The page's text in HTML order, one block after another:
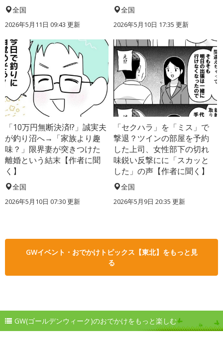
全国
2026年5月11日 09:43 更新
全国
2026年5月10日 17:35 更新
「10万円無断決済!?」誠実夫
が釣り沼へ→「家族より趣
味？」限界妻が突きつけた
離婚という結末【作者に聞
く】
全国
2026年5月10日 07:30 更新
「セクハラ」を「ミス」で
撃退？ツインの部屋を予約
した上司、女性部下の切れ
味鋭い反撃にに「スカッと
した」の声【作者に聞く】
全国
2026年5月9日 20:35 更新
GWイベント・おでかけトピックス【東北】をもっと見
る
GW(ゴールデンウィーク)のおでかけをもっと楽しむ